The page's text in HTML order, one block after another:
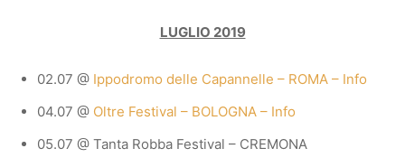
LUGLIO 2019
02.07 @ Ippodromo delle Capannelle – ROMA – Info
04.07 @ Oltre Festival – BOLOGNA – Info
05.07 @ Tanta Robba Festival – CREMONA